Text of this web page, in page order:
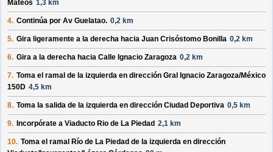
Mateos 1,3 km
4. Continúa por Av Guelatao. 0,2 km
5. Gira ligeramente a la derecha hacia Juan Crisóstomo Bonilla 0,2 km
6. Gira a la derecha hacia Calle Ignacio Zaragoza 0,2 km
7. Toma el ramal de la izquierda en dirección Gral Ignacio Zaragoza/México
150D 4,5 km
8. Toma la salida de la izquierda en dirección Ciudad Deportiva 0,5 km
9. Incorpórate a Viaducto Rio de La Piedad 2,1 km
10. Toma el ramal Río de La Piedad de la izquierda en dirección